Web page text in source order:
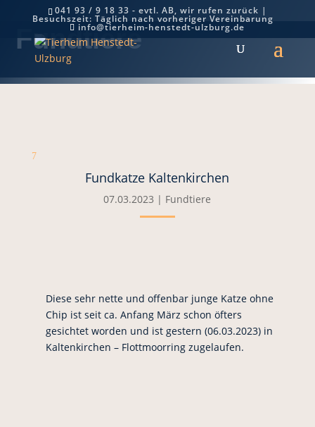
041 93 / 9 18 33 - evtl. AB, wir rufen zurück |
Besuchszeit: Täglich nach vorheriger Vereinbarung
info@tierheim-henstedt-ulzburg.de
Fundtiere
7
Fundkatze Kaltenkirchen
07.03.2023 | Fundtiere
Diese sehr nette und offenbar junge Katze ohne
Chip ist seit ca. Anfang März schon öfters
gesichtet worden und ist gestern (06.03.2023) in
Kaltenkirchen – Flottmoorring zugelaufen.